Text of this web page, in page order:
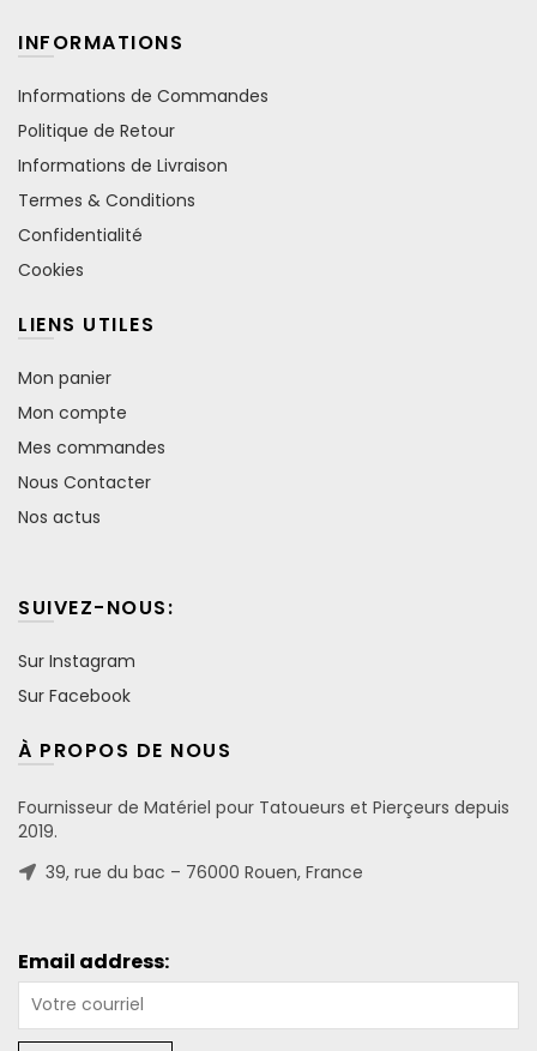
INFORMATIONS
Informations de Commandes
Politique de Retour
Informations de Livraison
Termes & Conditions
Confidentialité
Cookies
LIENS UTILES
Mon panier
Mon compte
Mes commandes
Nous Contacter
Nos actus
SUIVEZ-NOUS:
Sur Instagram
Sur Facebook
À PROPOS DE NOUS
Fournisseur de Matériel pour Tatoueurs et Pierçeurs depuis
2019.
39, rue du bac – 76000 Rouen, France
Email address: